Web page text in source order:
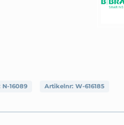
N-16089 Artikelnr: W-616185